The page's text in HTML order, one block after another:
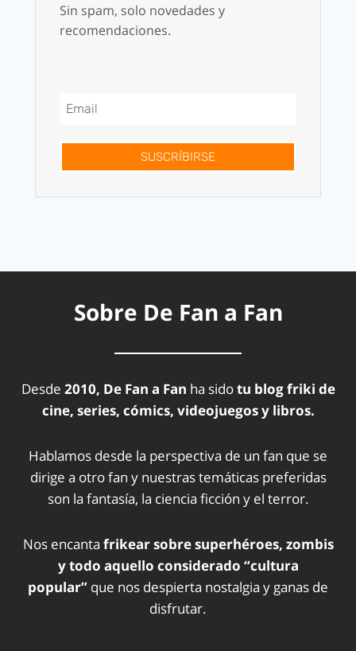
Sin spam, solo novedades y
recomendaciones.
SUSCRÍBIRSE
Sobre De Fan a Fan
Desde 2010, De Fan a Fan ha sidotu blog friki de
cine, series, cómics, videojuegos y libros.
Hablamos desde la perspectiva de un fan que se
dirige a otro fan y nuestras temáticas preferidas
son la fantasía, la ciencia ficción y el terror.
Nos encanta frikear sobre superhéroes, zombis
y todo aquello considerado “cultura
popular” que nos despierta nostalgia y ganas de
disfrutar.